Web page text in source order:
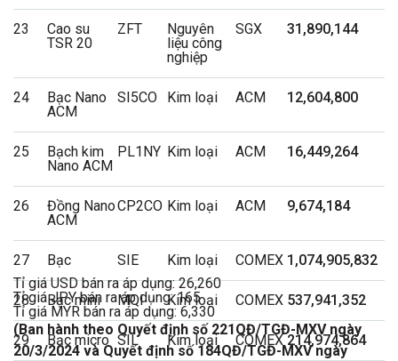
23
Cao su
TSR 20
ZFT
Nguyên
liệu công
nghiệp
SGX 31,890,144
24
Bạc Nano
ACM
SI5CO Kim loại ACM 12,604,800
25
Bạch kim
Nano ACM
PL1NY Kim loại ACM 16,449,264
26
Đồng Nano
ACM
CP2CO Kim loại ACM 9,674,184
27 Bạc SIE Kim loại COMEX 1,074,905,832
28 Bạc mini MQI Kim loại COMEX 537,941,352
29 Bạc micro SIL Kim loại COMEX 214,974,864
Tỉ giá USD bán ra áp dụng: 26,260
Tỉ giá JPY bán ra áp dụng: 165
Tỉ giá MYR bán ra áp dụng: 6,330
(Ban hành theo Quyết định số 221QĐ/TGĐ-MXV ngày
20/3/2024 và Quyết định số 184QĐ/TGĐ-MXV ngày